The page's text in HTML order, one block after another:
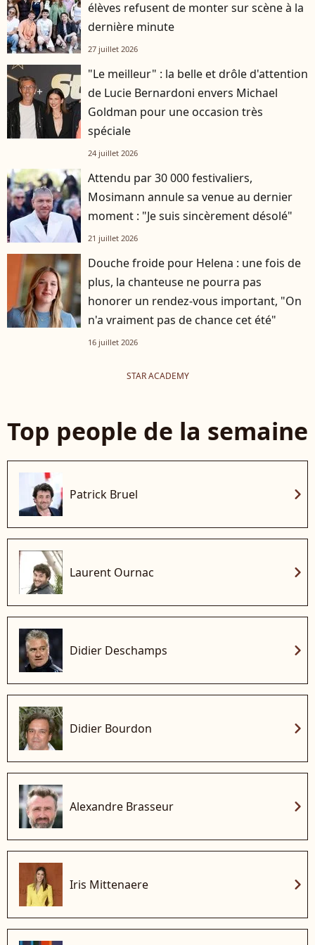
élèves refusent de monter sur scène à la
dernière minute
27 juillet 2026
"Le meilleur" : la belle et drôle d'attention
de Lucie Bernardoni envers Michael
Goldman pour une occasion très
spéciale
24 juillet 2026
Attendu par 30 000 festivaliers,
Mosimann annule sa venue au dernier
moment : "Je suis sincèrement désolé"
21 juillet 2026
Douche froide pour Helena : une fois de
plus, la chanteuse ne pourra pas
honorer un rendez-vous important, "On
n'a vraiment pas de chance cet été"
16 juillet 2026
STAR ACADEMY
Top people de la semaine
Patrick Bruel chevron_right
Laurent Ournac chevron_right
Didier Deschamps chevron_right
Didier Bourdon chevron_right
Alexandre Brasseur chevron_right
Iris Mittenaere chevron_right